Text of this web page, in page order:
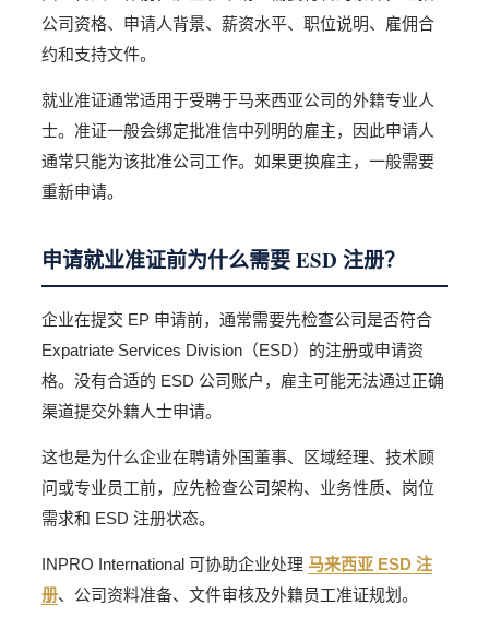
公司资格、申请人背景、薪资水平、职位说明、雇佣合
约和支持文件。
就业准证通常适用于受聘于马来西亚公司的外籍专业人
士。准证一般会绑定批准信中列明的雇主，因此申请人
通常只能为该批准公司工作。如果更换雇主，一般需要
重新申请。
申请就业准证前为什么需要 ESD 注册？
企业在提交 EP 申请前，通常需要先检查公司是否符合
Expatriate Services Division（ESD）的注册或申请资
格。没有合适的 ESD 公司账户，雇主可能无法通过正确
渠道提交外籍人士申请。
这也是为什么企业在聘请外国董事、区域经理、技术顾
问或专业员工前，应先检查公司架构、业务性质、岗位
需求和 ESD 注册状态。
INPRO International 可协助企业处理马来西亚 ESD 注
册、公司资料准备、文件审核及外籍员工准证规划。